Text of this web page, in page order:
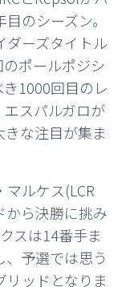
のシーズン。
ダーズタイトル
ポールポジシ
1000回目のレ
スパルガロが
な注目が集ま
ルケス(LCR
から決勝に挑み
スは14番手ま
予選では思う
ッドとなりま